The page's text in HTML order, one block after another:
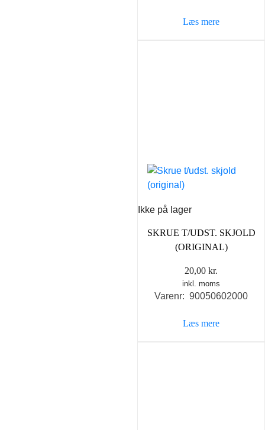
Læs mere
Ikke på lager
SKRUE T/UDST. SKJOLD
(ORIGINAL)
20,00 kr.
inkl. moms
Varenr: 90050602000
Læs mere